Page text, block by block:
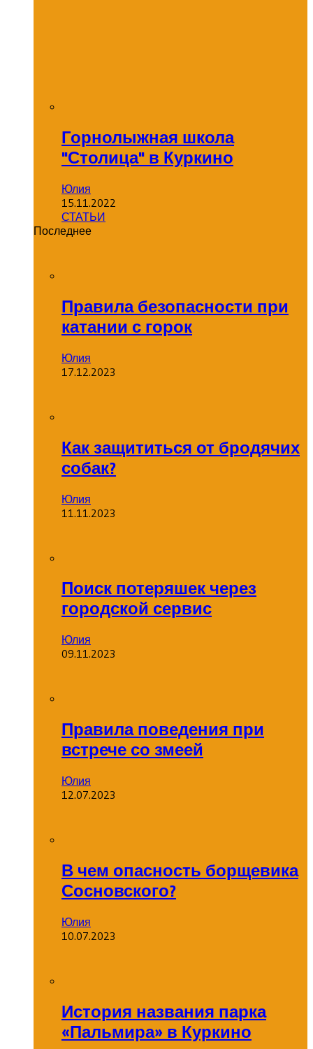
Горнолыжная школа
"Столица" в Куркино
Юлия
15.11.2022
СТАТЬИ
Последнее
Правила безопасности при
катании с горок
Юлия
17.12.2023
Как защититься от бродячих
собак?
Юлия
11.11.2023
Поиск потеряшек через
городской сервис
Юлия
09.11.2023
Правила поведения при
встрече со змеей
Юлия
12.07.2023
В чем опасность борщевика
Сосновского?
Юлия
10.07.2023
История названия парка
«Пальмира» в Куркино